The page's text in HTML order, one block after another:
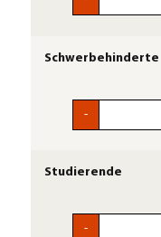
Schwerbehinderte
-
Studierende
-